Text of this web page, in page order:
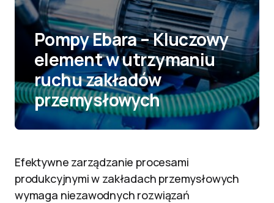
Pompy Ebara – Kluczowy
element w utrzymaniu
ruchu zakładów
przemysłowych
Efektywne zarządzanie procesami
produkcyjnymi w zakładach przemysłowych
wymaga niezawodnych rozwiązań